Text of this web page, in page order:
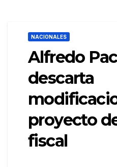
NACIONALES
Alfredo
descarta
proyecto
fiscal